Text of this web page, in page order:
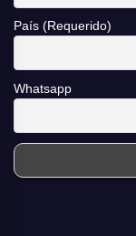
País (Requerido)
Whatsapp